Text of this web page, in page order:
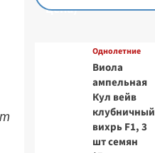
цена)
Однолетние
Виола
ампельная
Кул вейв
клубничный
вихрь F1, 3
шт семян